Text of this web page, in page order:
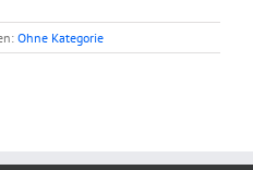
Ohne Kategorie